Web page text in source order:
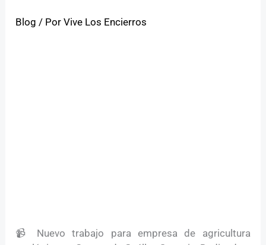
Blog / PorVive Los Encierros
📹 Nuevo trabajo para empresa de agricultura